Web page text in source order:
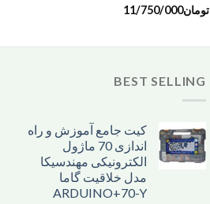
تومان11/750/000
BEST SELLING
کیت جامع آموزش و راه
اندازی 70 ماژول
الکترونیکی مهندسیکا
مدل خلاقیت گاما
ARDUINO+70-Y